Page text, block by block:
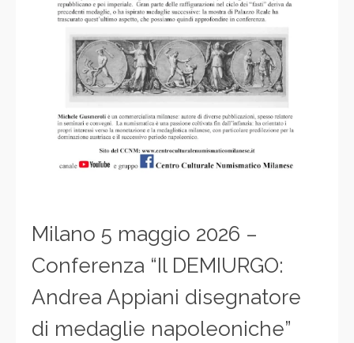
Milano 5 maggio 2026 –
Conferenza “Il DEMIURGO:
Andrea Appiani disegnatore
di medaglie napoleoniche”